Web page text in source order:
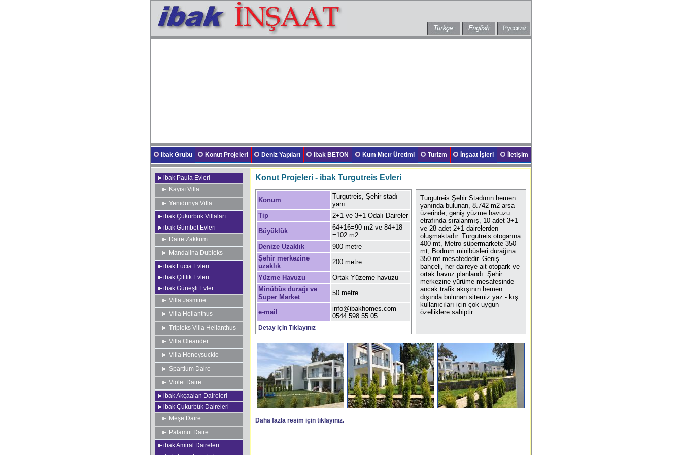
ibak Grubu Konut Projeleri Deniz Yapıları ibak BETON Kum Mıcır Üretimi Turizm İnşaat İşleri İletişim
ibak Paula Evleri
Kayısı Villa
Yenidünya Villa
ibak Çukurbük Villaları
ibak Gümbet Evleri
Daire Zakkum
Mandalina Dubleks
ibak Lucia Evleri
ibak Çiftlik Evleri
ibak Güneşli Evler
Villa Jasmine
Villa Helianthus
Tripleks Villa Helianthus
Villa Oleander
Villa Honeysuckle
Spartium Daire
Violet Daire
ibak Akçaalan Daireleri
ibak Çukurbük Daireleri
Meşe Daire
Palamut Daire
ibak Amiral Daireleri
Konut Projeleri - ibak Turgutreis Evleri
Konum
Turgutreis, Şehir stadı
yanı
Tip
2+1 ve 3+1 Odalı Daireler
Büyüklük
64+16=90 m2 ve 84+18
=102 m2
Denize Uzaklık
900 metre
Şehir merkezine
uzaklık
200 metre
Yüzme Havuzu
Ortak Yüzeme havuzu
Minübüs durağı ve
Super Market
50 metre
e-mail
info@ibakhomes.com
0544 598 55 05
Detay için Tıklayınız
Turgutreis Şehir Stadının hemen
yanında bulunan, 8.742 m2 arsa
üzerinde, geniş yüzme havuzu
etrafında sıralanmış, 10 adet 3+1
ve 28 adet 2+1 dairelerden
oluşmaktadır. Turgutreis otogarına
400 mt, Metro süpermarkete 350
mt, Bodrum minibüsleri durağına
350 mt mesafededir. Geniş
bahçeli, her daireye ait otopark ve
ortak havuz planlandı. Şehir
merkezine yürüme mesafesinde
ancak trafik akışının hemen
dışında bulunan sitemiz yaz - kış
kullanıcıları için çok uygun
özelliklere sahiptir.
Daha fazla resim için tıklayınız.